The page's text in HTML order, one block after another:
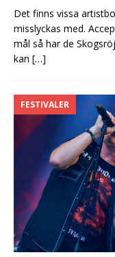
Det finns vissa
misslyckas med.
mål så har de
kan […]
FESTIVALER